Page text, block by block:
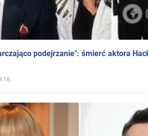
podejrzanie": śmierć aktora